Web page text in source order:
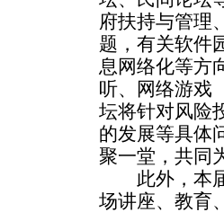
府扶持与管理
题，有关软件
息网络化等方
听、网络游戏
坛将针对风险
的发展等具体
聚一堂，共同
此外，本届
场讲座、教育